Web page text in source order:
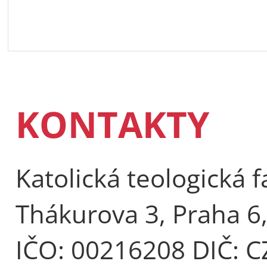
KONTAKTY
Katolická teologická
Thákurova 3, Praha
IČO: 00216208 DIČ: